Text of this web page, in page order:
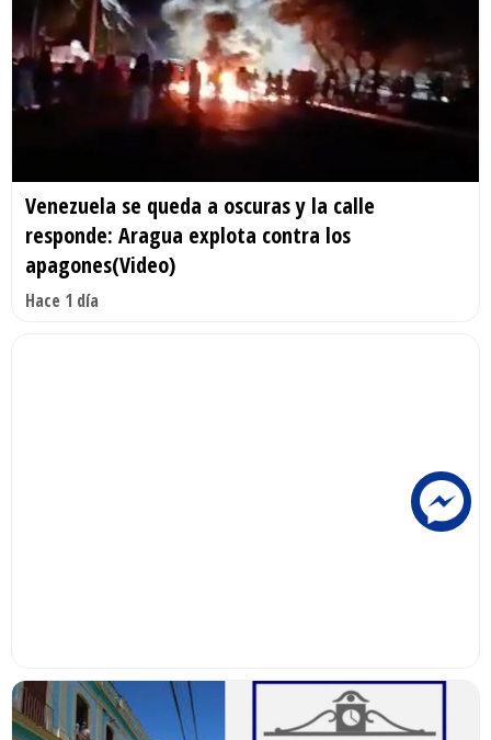
Venezuela se queda a oscuras y la calle
responde: Aragua explota contra los
apagones(Video)
Hace 1 día